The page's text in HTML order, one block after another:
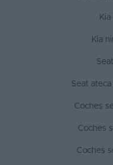
Kia
Seat
Coches
Coches
Coches